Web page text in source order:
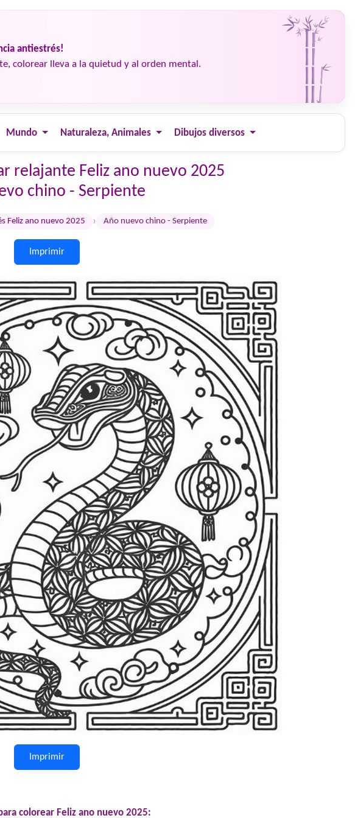
antiestrés!
colorear lleva a la quietud y al orden mental.
Mundo Naturaleza, Animales Dibujos diversos
relajante Feliz ano nuevo 2025
chino - Serpiente
Feliz ano nuevo 2025 › Año nuevo chino - Serpiente
Imprimir
Imprimir
colorear Feliz ano nuevo 2025: